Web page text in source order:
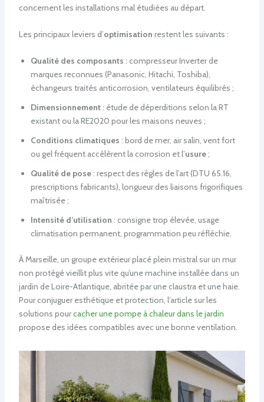
concernent les installations mal étudiées au départ.
Les principaux leviers d’optimisation restent les suivants :
Qualité des composants : compresseur Inverter de
marques reconnues (Panasonic, Hitachi, Toshiba),
échangeurs traités anticorrosion, ventilateurs équilibrés ;
Dimensionnement: étude de déperditions selon la RT
existant ou la RE2020 pour les maisons neuves ;
Conditions climatiques : bord de mer, air salin, vent fort
ou gel fréquent accélèrent la corrosion et l’usure;
Qualité de pose: respect des règles de l’art (DTU 65.16,
prescriptions fabricants), longueur des liaisons frigorifiques
maîtrisée ;
Intensité d’utilisation : consigne trop élevée, usage
climatisation permanent, programmation peu réfléchie.
À Marseille, un groupe extérieur placé plein mistral sur un mur
non protégé vieillit plus vite qu’une machine installée dans un
jardin de Loire-Atlantique, abritée par une claustra et une haie.
Pour conjuguer esthétique et protection, l’article sur les
solutions pourcacher une pompe à chaleur dans le jardin
propose des idées compatibles avec une bonne ventilation.